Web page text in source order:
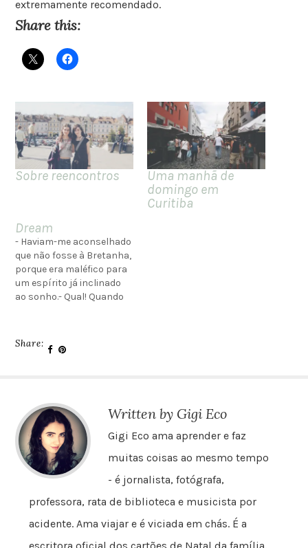
extremamente recomendado.
Share this:
Sobre reencontros
Uma manhã de
domingo em
Curitiba
Dream
- Haviam-me aconselhado
que não fosse à Bretanha,
porque era maléfico para
um espírito já inclinado
ao sonho.- Qual! Quando
mantê-lo afastado deste,
não lho devemos
ele não os conhecerá, e
será…
Share:
Written by Gigi Eco
Gigi Eco ama aprender e faz
muitas coisas ao mesmo tempo
- é jornalista, fotógrafa,
professora, rata de biblioteca e musicista por
acidente. Ama viajar e é viciada em chás. É a